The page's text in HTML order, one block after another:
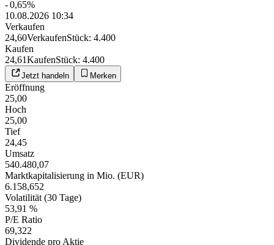
-0,65%
10.08.2026 10:34
Verkaufen
24,60VerkaufenStück: 4.400
Kaufen
24,61KaufenStück: 4.400
Jetzt handeln Merken
Eröffnung
25,00
Hoch
25,00
Tief
24,45
Umsatz
540.480,07
Marktkapitalisierung in Mio. (EUR)
6.158,652
Volatilität (30 Tage)
53,91 %
P/E Ratio
69,322
Dividende pro Aktie